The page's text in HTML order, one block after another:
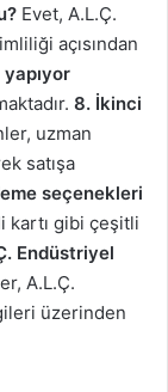
Evet, A.L.Ç.
açısından
yapıyor
8. İkinci
uzman
satışa
seçenekleri
kartı gibi çeşitli
Endüstriyel
A.L.Ç.
üzerinden